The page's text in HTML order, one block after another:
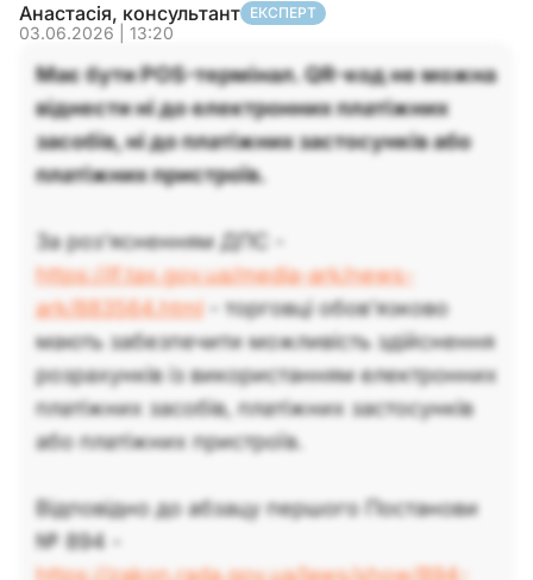
Анастасія, консультант ЕКСПЕРТ
03.06.2026 | 13:20
Має бути POS-термінал. QR-код не можна
віднести ні до електронних платіжних
засобів, ні до платіжних застосунків або
платіжних пристроїв.
За роз'ясненням ДПС -
https://if.tax.gov.ua/media-ark/news-
ark/883564.html - торговці обов’язково
мають забезпечити можливість здійснення
розрахунків із використанням електронних
платіжних засобів, платіжних застосунків
або платіжних пристроїв.
Відповідно до абзацу першого Постанови
№ 894 -
https://zakon.rada.gov.ua/laws/show/894-